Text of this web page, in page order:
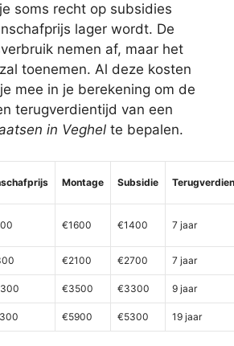
soms recht op subsidies
lager wordt. De
nemen af, maar het
toenemen. Al deze kosten
mee in je berekening om de
terugverdientijd van een
in Veghel te bepalen.
Montage Subsidie
€1600 €1400 7 jaar
€2100 €2700 7 jaar
€3500 €3300 9 jaar
€5900 €5300 19 jaar